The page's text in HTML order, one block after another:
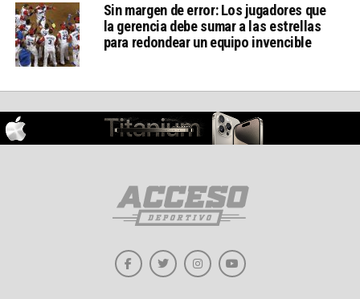
Sin margen de error: Los jugadores que
la gerencia debe sumar a las estrellas
para redondear un equipo invencible